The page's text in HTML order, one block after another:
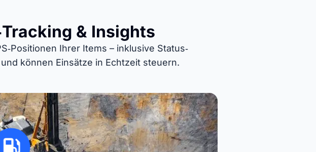
& Insights
Ihrer Items – inklusive Status‑
können Einsätze in Echtzeit steuern.